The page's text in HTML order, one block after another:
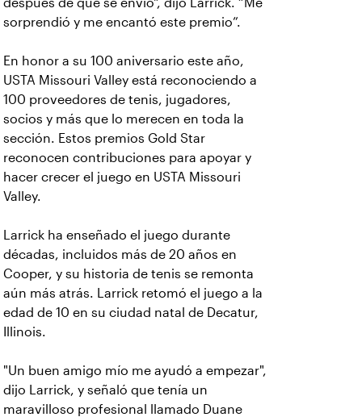
después de que se envió", dijo Larrick. “Me
sorprendió y me encantó este premio”.
En honor a su 100 aniversario este año,
USTA Missouri Valley está reconociendo a
100 proveedores de tenis, jugadores,
socios y más que lo merecen en toda la
sección. Estos premios Gold Star
reconocen contribuciones para apoyar y
hacer crecer el juego en USTA Missouri
Valley.
Larrick ha enseñado el juego durante
décadas, incluidos más de 20 años en
Cooper, y su historia de tenis se remonta
aún más atrás. Larrick retomó el juego a la
edad de 10 en su ciudad natal de Decatur,
Illinois.
"Un buen amigo mío me ayudó a empezar",
dijo Larrick, y señaló que tenía un
maravilloso profesional llamado Duane